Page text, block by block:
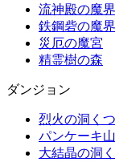
流神殿の魔界
鉄鋼砦の魔界
災厄の魔宮
精霊樹の森
ダンジョン
烈火の洞くつ
パンケーキ
大結晶の洞